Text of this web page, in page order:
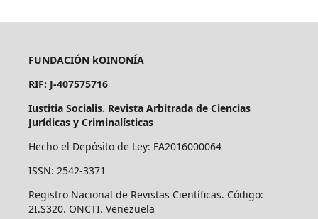
FUNDACIÓN kOINONÍA
RIF: J-407575716
Iustitia Socialis. Revista Arbitrada de Ciencias
Jurídicas y Criminalísticas
Hecho el Depósito de Ley: FA2016000064
ISSN: 2542-3371
Registro Nacional de Revistas Científicas. Código:
2I.S320. ONCTI. Venezuela